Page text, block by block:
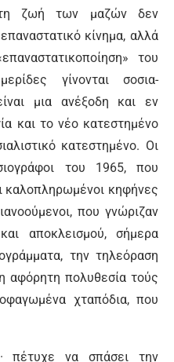
ζωή των μαζών δεν
κίνημα, αλ­λά
του
γίνονται σοσια­
μια ανέξοδη και εν
και το νέο κατεστημένο
κατεστημένο. Οι
του 1965, που
καλοπληρωμένοι κηφή­νες
που γνώ­ριζαν
αποκλεισμού, σήμερα
την τηλεόραση
αφόρητη πολυθεσία τούς
χταπόδια, που
πέτυχε να σπάσει την